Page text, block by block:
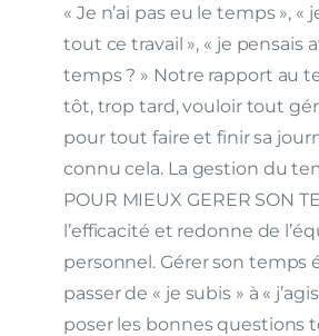
« Je n’ai pas eu le temps », «
tout ce travail », « je pensais
temps ? » Notre rapport au
tôt, trop tard, vouloir tout
pour tout faire et finir sa
connu cela. La gestion du
POUR MIEUX GERER SON
l’efficacité et redonne de
personnel. Gérer son
passer de « je subis » à «
poser les bonnes questions